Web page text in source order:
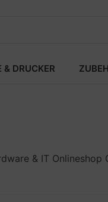
& DRUCKER
& IT